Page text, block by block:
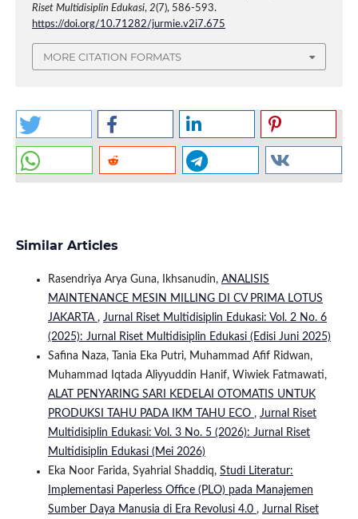
Riset Multidisiplin Edukasi, 2(7), 586-593.
https://doi.org/10.71282/jurmie.v2i7.675
MORE CITATION FORMATS
Similar Articles
Rasendriya Arya Guna, Ikhsanudin, ANALISIS
MAINTENANCE MESIN MILLING DI CV PRIMA LOTUS
JAKARTA , Jurnal Riset Multidisiplin Edukasi: Vol. 2 No. 6
(2025): Jurnal Riset Multidisiplin Edukasi (Edisi Juni 2025)
Safina Naza, Tania Eka Putri, Muhammad Afif Ridwan,
Muhammad Iqtada Aliyyuddin Hanif, Wiwiek Fatmawati,
ALAT PENYARING SARI KEDELAI OTOMATIS UNTUK
PRODUKSI TAHU PADA IKM TAHU ECO , Jurnal Riset
Multidisiplin Edukasi: Vol. 3 No. 5 (2026): Jurnal Riset
Multidisiplin Edukasi (Mei 2026)
Eka Noor Farida, Syahrial Shaddiq, Studi Literatur:
Implementasi Paperless Office (PLO) pada Manajemen
Sumber Daya Manusia di Era Revolusi 4.0 , Jurnal Riset